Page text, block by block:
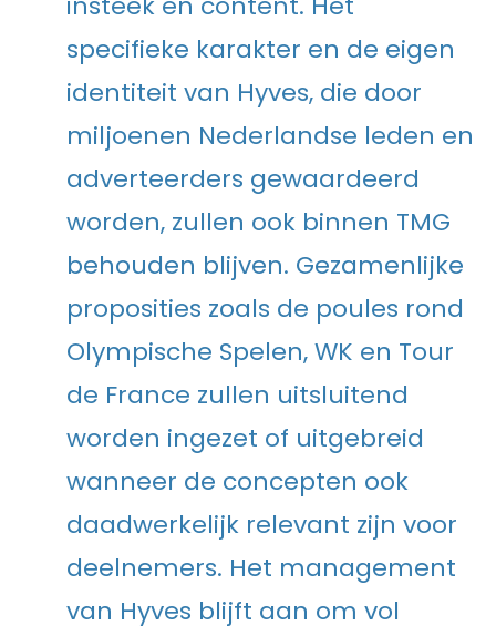
specifieke karakter en de eigen
identiteit van Hyves, die door
miljoenen Nederlandse leden en
adverteerders gewaardeerd
worden, zullen ook binnen TMG
behouden blijven. Gezamenlijke
proposities zoals de poules rond
Olympische Spelen, WK en Tour
de France zullen uitsluitend
worden ingezet of uitgebreid
wanneer de concepten ook
daadwerkelijk relevant zijn voor
deelnemers. Het management
van Hyves blijft aan om vol